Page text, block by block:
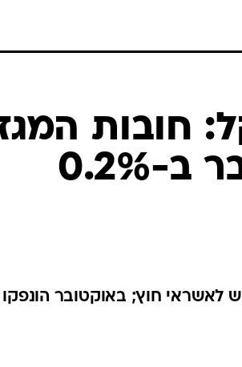
חובות
העסקי גדלו בספטמבר ב-0.2%
לאשראי חוץ; באוקטובר הונפקו